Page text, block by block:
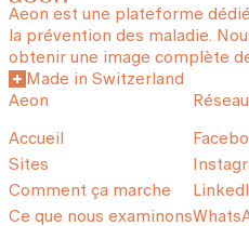
Aeon est une plateforme
la prévention des maladie.
obtenir une image complète
Made in Switzerland
Aeon
Accueil
Sites
Comment ça marche
Ce que nous examinons